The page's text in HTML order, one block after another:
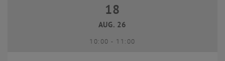
18 August 2026
18
AUG. 26
10:00- bis
11:00